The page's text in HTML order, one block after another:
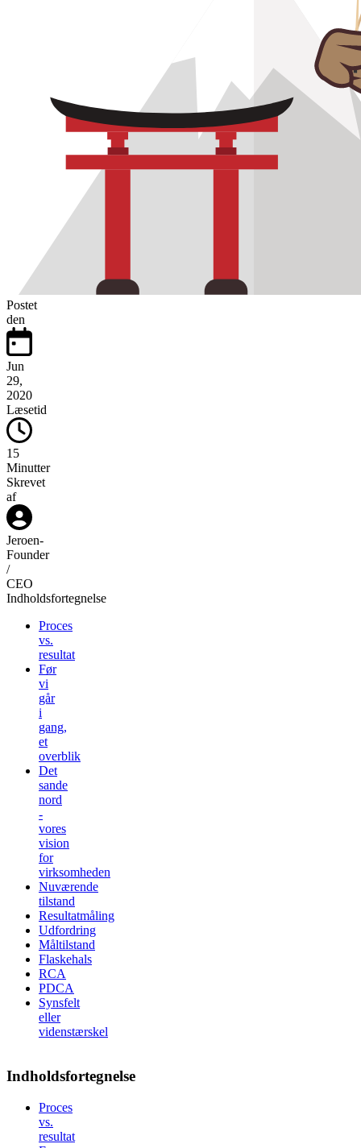
Postet
den
Jun
29,
2020
Læsetid
15
Minutter
Skrevet
af
Jeroen-
Founder
/
CEO
Indholdsfortegnelse
Proces
vs.
resultat
Før
vi
går
i
gang,
et
overblik
Det
sande
nord
-
vores
vision
for
virksomheden
Nuværende
tilstand
Resultatmåling
Udfordring
Måltilstand
Flaskehals
RCA
PDCA
Synsfelt
eller
videnstærskel
Indholdsfortegnelse
Proces
vs.
resultat